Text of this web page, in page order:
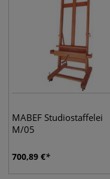
MABEF Studiostaffelei
M/05
700,89 €